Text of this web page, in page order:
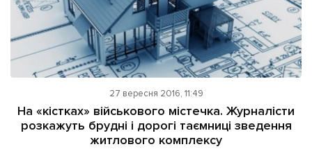
27 вересня 2016, 11:49
На «кістках» військового містечка. Журналісти
розкажуть брудні і дорогі таємниці зведення
житлового комплексу